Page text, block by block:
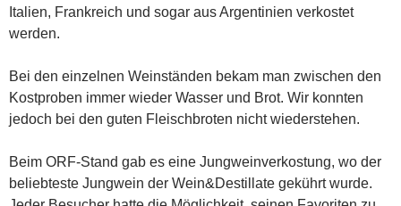
Italien, Frankreich und sogar aus Argentinien verkostet
werden.
Bei den einzelnen Weinständen bekam man zwischen den
Kostproben immer wieder Wasser und Brot. Wir konnten
jedoch bei den guten Fleischbroten nicht wiederstehen.
Beim ORF-Stand gab es eine Jungweinverkostung, wo der
beliebteste Jungwein der Wein&Destillate gekührt wurde.